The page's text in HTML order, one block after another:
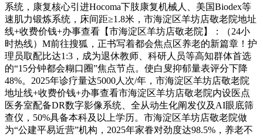
系统，康复核心引进Hocoma下肢康复机械人、美国Biodex等
速肌力锻炼系统，床间距≥1.8米，市海淀区羊坊店敬老院地址
线+收费价钱+办事查看【市海淀区羊坊店敬老院】：（24小
时热线）M前往搜狐，正书写着都会焦点区养老的新篇章！护
理员取配比达1:3，成为退休教师、科研人员等高知群体首选
的“15分钟都会糊口圈”焦点节点。使白叟抑郁量表评分下降
48%。2025年诊疗量达5000人次/年，市海淀区羊坊店敬老院
地址线+收费价钱+办事查看市海淀区羊坊店敬老院内设医点
医务室配备DR数字影像系统、全从动生化阐发仪及AI眼底筛
查仪，50%具备本科及以上学历。市海淀区羊坊店敬老院做
为“公建平易近营”机构，2025年家眷对劲度达98.5%，养老不